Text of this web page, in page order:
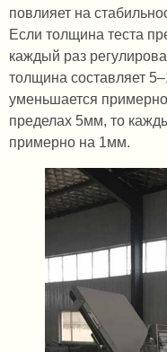
повлияет на
Если толщина теста
каждый раз
толщина составляет
уменьшается
пределах 5мм, то
примерно на 1мм.